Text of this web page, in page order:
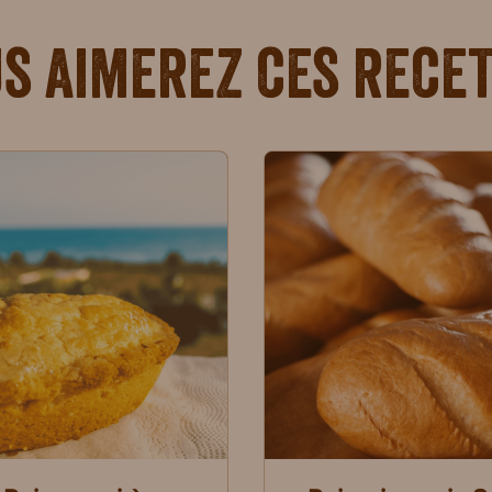
aimerez ces